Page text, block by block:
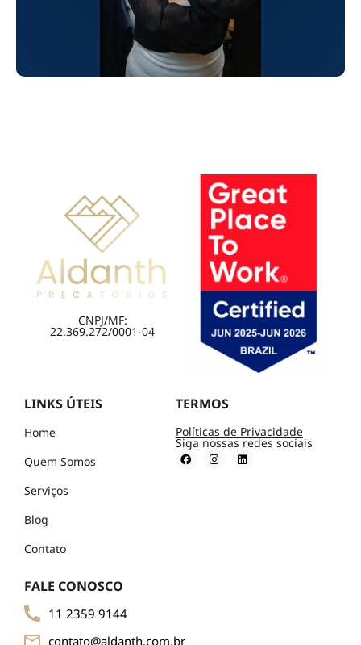
CNPJ/MF:
22.369.272/0001-04
LINKS ÚTEIS
Home
Quem Somos
Serviços
Blog
Contato
TERMOS
Políticas de Privacidade
Siga nossas redes sociais
FALE CONOSCO
11 2359 9144
contato@aldanth.com.br